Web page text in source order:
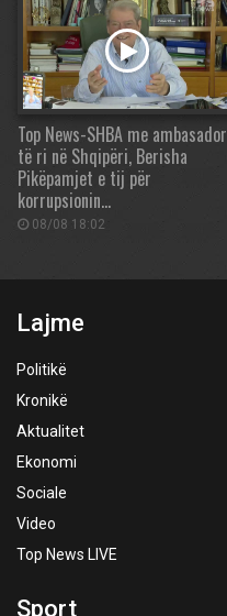
Top News-SHBA me ambasador
të ri në Shqipëri, Berisha
Pikëpamjet e tij për
korrupsionin…
08/08 18:02
Lajme
Politikë
Kronikë
Aktualitet
Ekonomi
Sociale
Video
Top News LIVE
Sport